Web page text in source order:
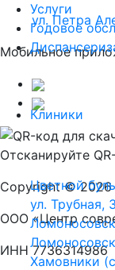
Услуги
Годовое
Клиники
Цветной
ул. Трубная,
Хамовники
ул. Петра
Мобильное
Отсканируйте
Copyright © 2026
ООО «Центр
ИНН 7736314986